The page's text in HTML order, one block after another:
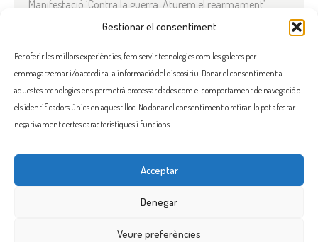
Gestionar el consentiment
Per oferir les millors experiències, fem servir tecnologies com les galetes per
emmagatzemar i/o accedir a la informació del dispositiu. Donar el consentiment a
aquestes tecnologies ens permetrà processar dades com el comportament de navegació o
els identificadors únics en aquest lloc. No donar el consentiment o retirar-lo pot afectar
negativament certes característiques i funcions.
Acceptar
Denegar
Veure preferències
Manifestació ‘Contra la guerra. Aturem el rearmament’
En solidaritat amb el Líban
Què està passant a l’Iran?
COMENTARIS RECENTS